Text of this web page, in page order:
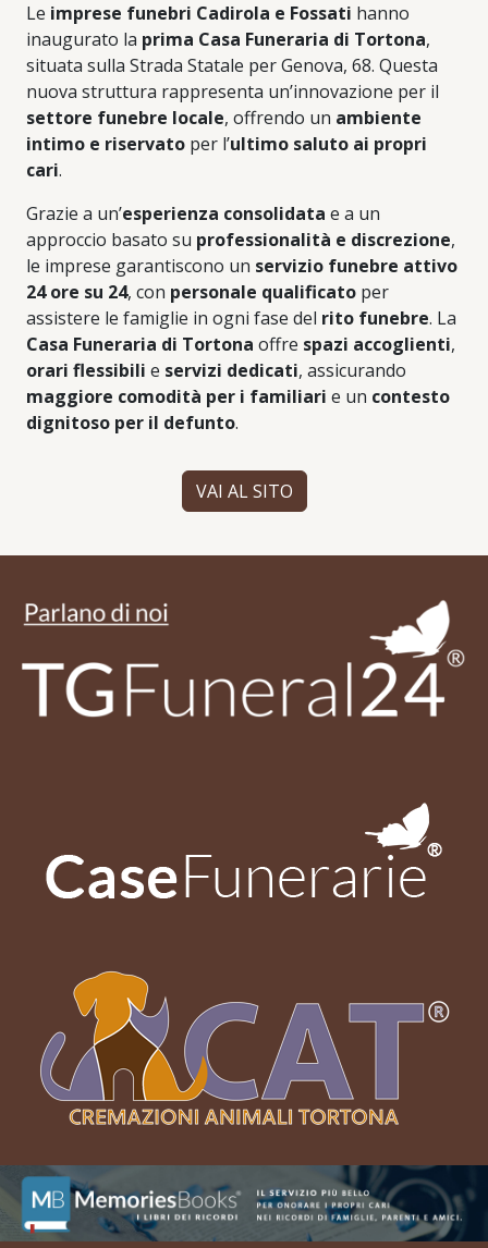
Le imprese funebri Cadirola e Fossati hanno
inaugurato la prima Casa Funeraria di Tortona,
situata sulla Strada Statale per Genova, 68. Questa
nuova struttura rappresenta un’innovazione per il
settore funebre locale, offrendo un ambiente
intimo e riservato per l’ultimo saluto ai propri
cari.
Grazie a un’esperienza consolidata e a un
approccio basato su professionalità e discrezione,
le imprese garantiscono un servizio funebre attivo
24 ore su 24, con personale qualificato per
assistere le famiglie in ogni fase del rito funebre. La
Casa Funeraria di Tortona offre spazi accoglienti,
orari flessibili e servizi dedicati, assicurando
maggiore comodità per i familiari e un contesto
dignitoso per il defunto.
VAI AL SITO